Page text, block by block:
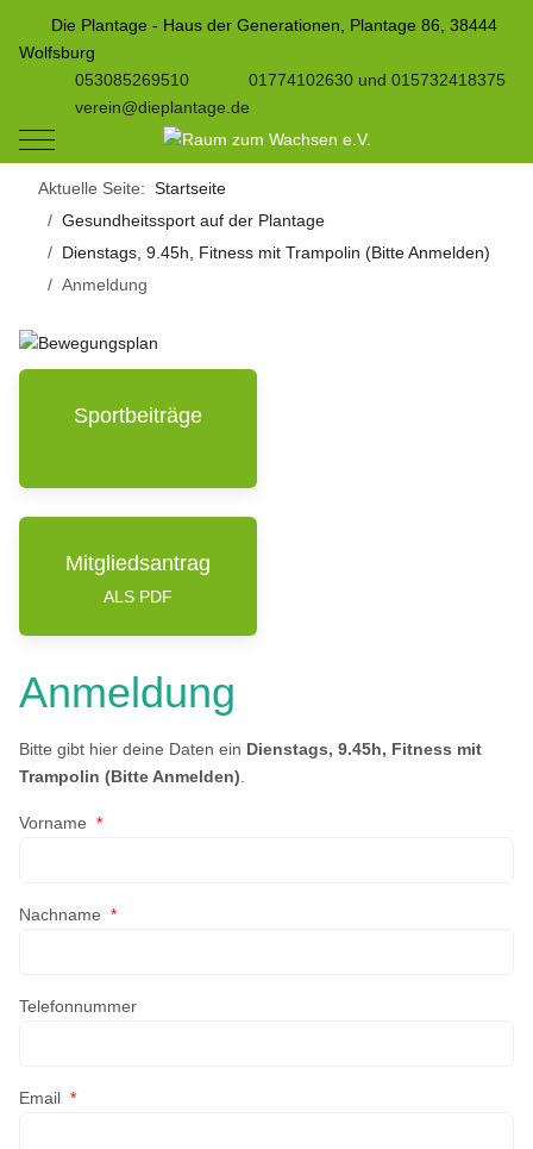
Die Plantage - Haus der Generationen, Plantage 86, 38444
Wolfsburg
053085269510
01774102630 und 015732418375
verein@dieplantage.de
Mobile Menu Toggle
Aktuelle Seite:Startseite
Gesundheitssport auf der Plantage
Dienstags, 9.45h, Fitness mit Trampolin (Bitte Anmelden)
Anmeldung
Sportbeiträge
Mitgliedsantrag
ALS PDF
Anmeldung
Bitte gibt hier deine Daten ein Dienstags, 9.45h, Fitness mit
Trampolin (Bitte Anmelden)
Vorname *
Nachname *
Telefonnummer
Email *